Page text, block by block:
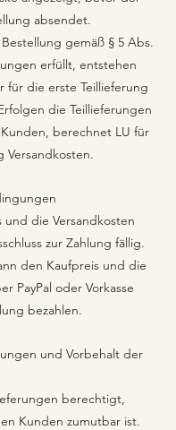
absendet.
gemäß § 5 Abs.
erfüllt, entstehen
für die erste Teillieferung
die Teillieferungen
berechnet LU für
Versandkosten.
und die Versandkosten
zur Zahlung fällig.
den Kaufpreis und die
PayPal oder Vorkasse
bezahlen.
und Vorbehalt der
berechtigt,
Kunden zumutbar ist.